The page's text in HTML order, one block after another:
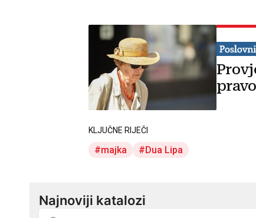
KLJUČNE RIJEČI
majka Dua Lipa